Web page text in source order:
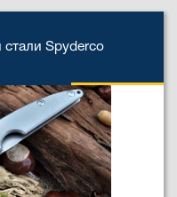
стали Spyderco